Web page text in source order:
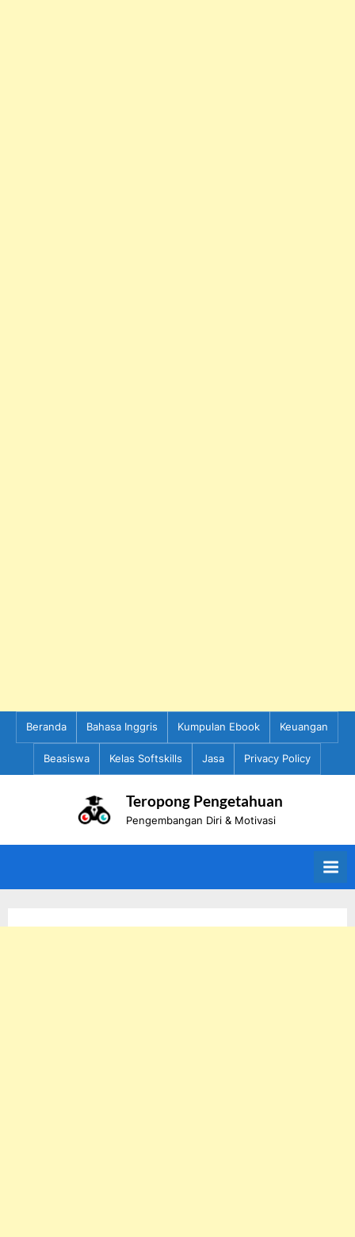
content
Beranda Bahasa Inggris Kumpulan Ebook Keuangan
Beasiswa Kelas Softskills Jasa Privacy Policy
Teropong Pengetahuan
Pengembangan Diri & Motivasi